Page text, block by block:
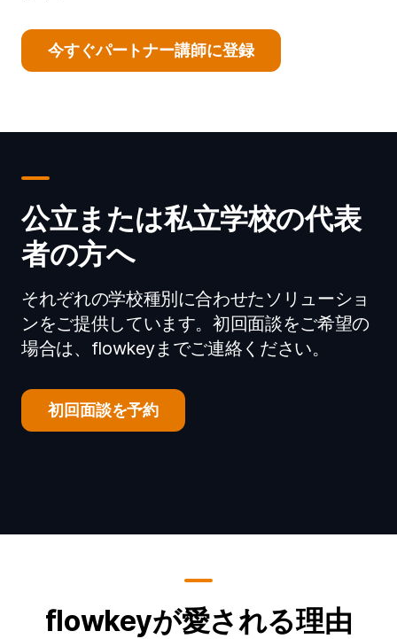
今すぐパートナー講師に登録
公立または私立学校の代表
者の方へ
それぞれの学校種別に合わせたソリューショ
ンをご提供しています。初回面談をご希望の
場合は、flowkeyまでご連絡ください。
初回面談を予約
flowkeyが愛される理由